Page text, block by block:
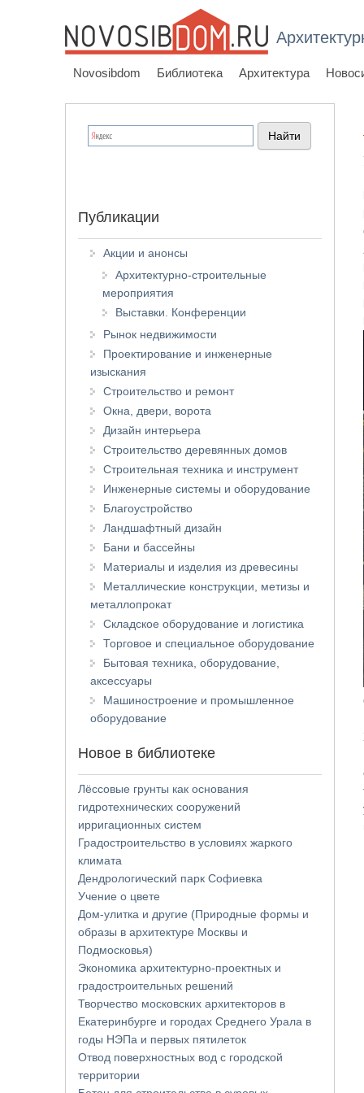
Novosibdom Библиотека Архитектура
Публикации
Акции и анонсы
Архитектурно-строительные
мероприятия
Выставки. Конференции
Рынок недвижимости
Проектирование и инженерные
изыскания
Строительство и ремонт
Окна, двери, ворота
Дизайн интерьера
Строительство деревянных домов
Строительная техника и инструмент
Инженерные системы и оборудование
Благоустройство
Ландшафтный дизайн
Бани и бассейны
Материалы и изделия из древесины
Металлические конструкции, метизы и
металлопрокат
Складское оборудование и логистика
Торговое и специальное оборудование
Бытовая техника, оборудование,
аксессуары
Машиностроение и промышленное
оборудование
Новое в библиотеке
Лёссовые грунты как основания
гидротехнических сооружений
ирригационных систем
Градостроительство в условиях жаркого
климата
Дендрологический парк Софиевка
Учение о цвете
Дом-улитка и другие (Природные формы и
образы в архитектуре Москвы и
Подмосковья)
Экономика архитектурно-проектных и
градостроительных решений
Творчество московских архитекторов в
Екатеринбурге и городах Среднего Урала в
годы НЭПа и первых пятилеток
Отвод поверхностных вод с городской
территории